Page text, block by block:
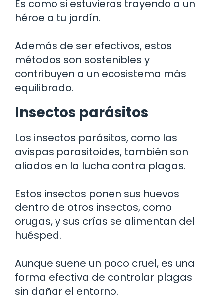
Es como si estuvieras trayendo a un
héroe a tu jardín.
Además de ser efectivos, estos
métodos son sostenibles y
contribuyen a un ecosistema más
equilibrado.
Insectos parásitos
Los insectos parásitos, como las
avispas parasitoides, también son
aliados en la lucha contra plagas.
Estos insectos ponen sus huevos
dentro de otros insectos, como
orugas, y sus crías se alimentan del
huésped.
Aunque suene un poco cruel, es una
forma efectiva de controlar plagas
sin dañar el entorno.